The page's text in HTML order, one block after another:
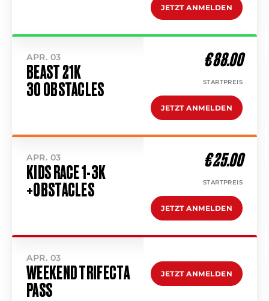
JETZT ANMELDEN
APR. 03
BEAST 21K
30 OBSTACLES
€ 88.00
STARTPREIS
JETZT ANMELDEN
APR. 03
KIDS RACE 1-3K
+OBSTACLES
€ 25.00
STARTPREIS
JETZT ANMELDEN
APR. 03
WEEKEND TRIFECTA
PASS
JETZT ANMELDEN